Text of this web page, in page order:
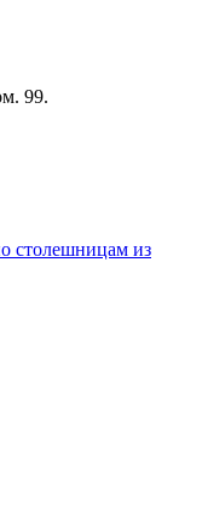
99.
столешницам из